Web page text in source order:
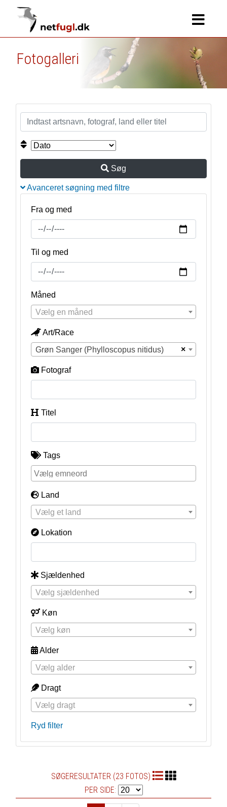
Fotogalleri
Søg
Avanceret søgning med filtre
Fra og med
Til og med
Måned
Vælg en måned
Art/Race
×
Grøn Sanger (Phylloscopus nitidus)
Fotograf
Titel
Tags
Land
Vælg et land
Lokation
Sjældenhed
Vælg sjældenhed
Køn
Vælg køn
Alder
Vælg alder
Dragt
Vælg dragt
Ryd filter
SØGERESULTATER (23 FOTOS)
PER SIDE: